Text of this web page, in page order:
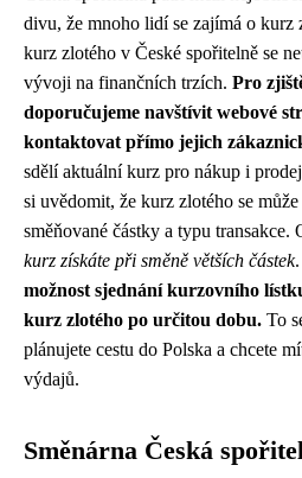
divu, že mnoho lidí se zajímá o
kurz zlotého v České spořitelně se
vývoji na finančních trzích. Pro
doporučujeme navštívit webové
kontaktovat přímo jejich
sdělí aktuální kurz pro nákup i
si uvědomit, že kurz zlotého se
směňované částky a typu transakce.
kurz získáte při směně větších částek.
možnost sjednání kurzovního
kurz zlotého po určitou dobu. To
plánujete cestu do Polska a chcete
výdajů.
Směnárna Česká